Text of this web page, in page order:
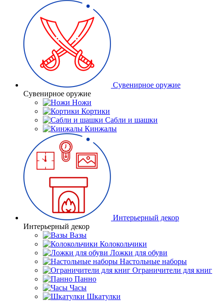
Сувенирное оружие
Сувенирное оружие
Ножи
Кортики
Сабли и шашки
Кинжалы
Интерьерный декор
Интерьерный декор
Вазы
Колокольчики
Ложки для обуви
Настольные наборы
Ограничители для книг
Панно
Часы
Шкатулки